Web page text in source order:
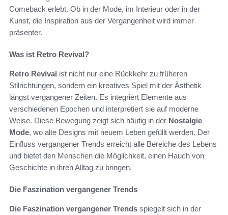
Comeback erlebt. Ob in der Mode, im Interieur oder in der
Kunst, die Inspiration aus der Vergangenheit wird immer
präsenter.
Was ist Retro Revival?
Retro Revival ist nicht nur eine Rückkehr zu früheren
Stilrichtungen, sondern ein kreatives Spiel mit der Ästhetik
längst vergangener Zeiten. Es integriert Elemente aus
verschiedenen Epochen und interpretiert sie auf moderne
Weise. Diese Bewegung zeigt sich häufig in der Nostalgie
Mode, wo alte Designs mit neuem Leben gefüllt werden. Der
Einfluss vergangener Trends erreicht alle Bereiche des Lebens
und bietet den Menschen die Möglichkeit, einen Hauch von
Geschichte in ihren Alltag zu bringen.
Die Faszination vergangener Trends
Die Faszination vergangener Trends spiegelt sich in der